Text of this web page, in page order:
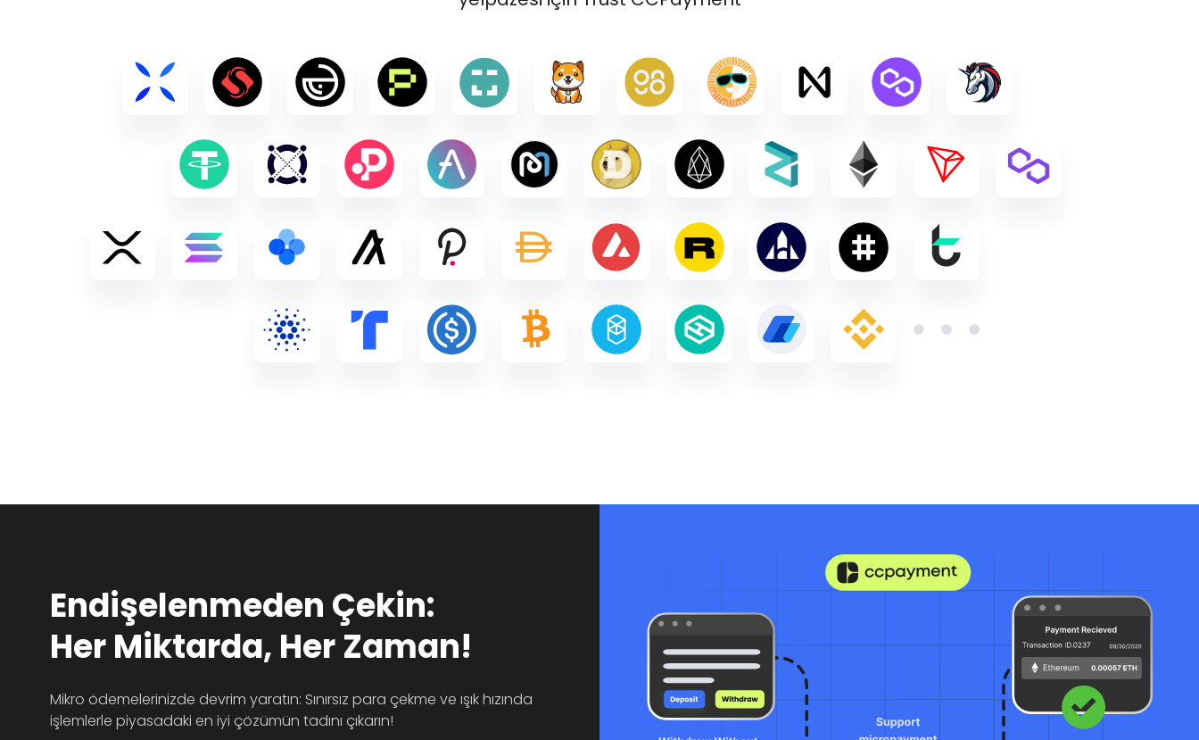
Endişelenmeden Çekin:
Her Miktarda, Her Zaman!
Mikro ödemelerinizde devrim yaratın: Sınırsız para çekme ve ışık hızında
işlemlerle piyasadaki en iyi çözümün tadını çıkarın!